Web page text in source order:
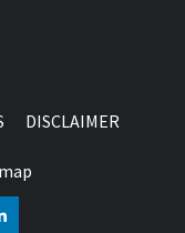
DISCLAIMER